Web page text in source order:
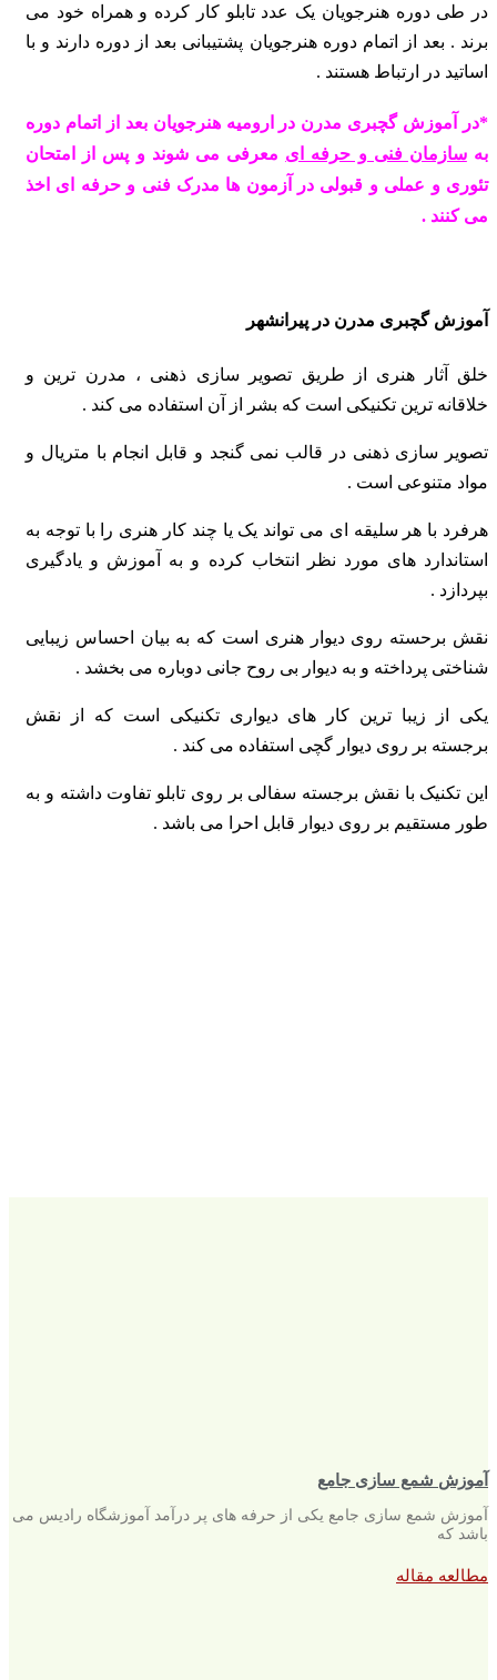
در طی دوره هنرجویان یک عدد تابلو کار کرده و همراه خود می
برند . بعد از اتمام دوره هنرجویان پشتیبانی بعد از دوره دارند و با
اساتید در ارتباط هستند .
*در آموزش گچبری مدرن در ارومیه هنرجویان بعد از اتمام دوره
بهسازمان فنی و حرفه ای معرفی می شوند و پس از امتحان
تئوری و عملی و قبولی در آزمون ها مدرک فنی و حرفه ای اخذ
می کنند .
آموزش گچبری مدرن در پیرانشهر
خلق آثار هنری از طریق تصویر سازی ذهنی ، مدرن ترین و
خلاقانه ترین تکنیکی است که بشر از آن استفاده می کند .
تصویر سازی ذهنی در قالب نمی گنجد و قابل انجام با متریال و
مواد متنوعی است .
هرفرد با هر سلیقه ای می تواند یک یا چند کار هنری را با توجه به
استاندارد های مورد نظر انتخابکرده و به آموزش و یادگیری
بپردازد .
نقش برحسته روی دیوار هنری است که به بیان احساس زیبایی
شناختی پرداخته و به دیوار بی روح جانی دوباره می بخشد .
یکی از زیبا ترین کار های دیواری تکنیکی است که از نقش
برجسته بر روی دیوار گچی استفاده می کند .
این تکنیک با نقش برجسته سفالی بر روی تابلو تفاوت داشته و به
طور مستقیم بر روی دیوار قابل احرا می باشد .
آموزش شمع سازی جامع
آموزش شمع سازی جامع یکی از حرفه های پر درآمد آموزشگاه رادیس می
باشد که
مطالعه مقاله